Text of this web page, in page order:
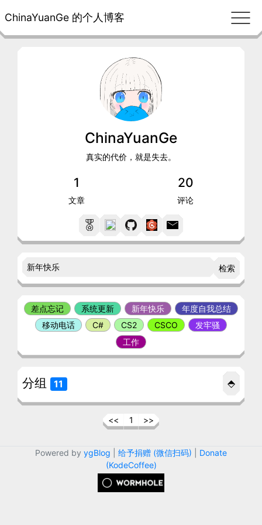
ChinaYuanGe 的个人博客
<< 1 >>
ChinaYuanGe
真实的代价，就是失去。
1
文章
20
评论
检索
差点忘记 系统更新 新年快乐
年度自我总结
移动电话
C# CS2 CSCO
发牢骚
工作
分组 11 ⬘
Powered by ygBlog 给予捐赠 (微信扫码)
Donate
(KodeCoffee)